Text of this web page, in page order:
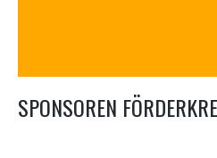
SPONSOREN